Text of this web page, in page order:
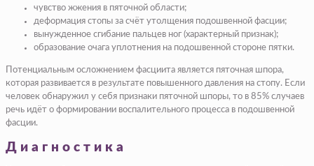
чувство жжения в пяточной области;
деформация стопы за счёт утолщения подошвенной фасции;
вынужденное сгибание пальцев ног (характерный признак);
образование очага уплотнения на подошвенной стороне пятки.
Потенциальным осложнением фасциита является пяточная шпора,
которая развивается в результате повышенного давления на стопу. Если
человек обнаружил у себя признаки пяточной шпоры, то в 85% случаев
речь идёт о формировании воспалительного процесса в подошвенной
фасции.
Диагностика